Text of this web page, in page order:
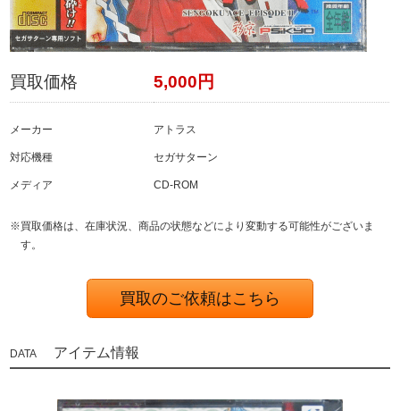
買取価格 5,000円
メーカー アトラス
対応機種 セガサターン
メディア CD-ROM
※買取価格は、在庫状況、商品の状態などにより変動する可能性がございま
す。
買取のご依頼はこちら
アイテム情報